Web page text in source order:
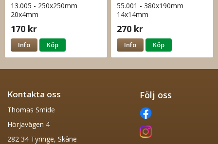
13.005 - 250x250mm
20x4mm
170 kr
Info Köp
55.001 - 380x190mm
14x14mm
270 kr
Info Köp
Kontakta oss
Thomas Smide
Hörjavägen 4
282 34 Tyringe, Skåne
Följ oss